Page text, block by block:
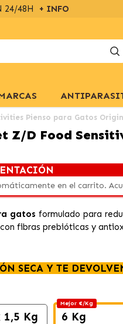
24/48H + INFO
Pienso para Gatos
Z/d Food
en el carrito.
gatos formulado para
con fibras prebióticas y
SECA Y TE
1,5 Kg
Mejor €/Kg
6 Kg